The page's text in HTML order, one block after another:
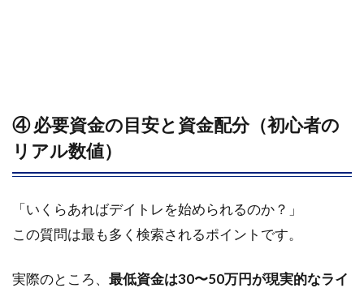
の徹
底
（感
情を
行動
設
計）
4
④ 必要資金の目安と資金配分（初心者の
リアル数値）
「いくらあればデイトレを始められるのか？」
この質問は最も多く検索されるポイントです。
実際のところ、 最低資金は30〜50万円が現実的なライ